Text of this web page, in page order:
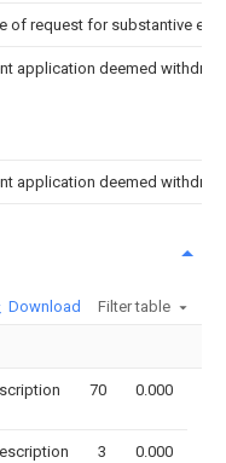
of request for substantive
application deemed
application deemed
Download Filter table
70 0.000
3 0.000